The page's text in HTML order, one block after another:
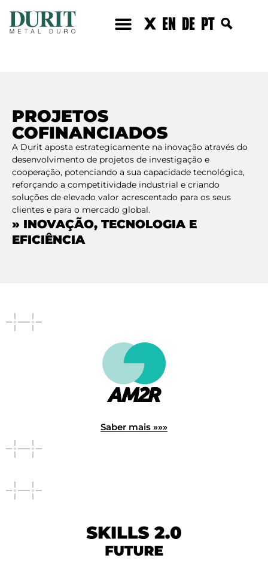
EN DE PT
PROJETOS
COFINANCIADOS
A Durit aposta estrategicamente na inovação através do
desenvolvimento de projetos de investigação e
cooperação, potenciando a sua capacidade tecnológica,
reforçando a competitividade industrial e criando
soluções de elevado valor acrescentado para os seus
clientes e para o mercado global.
» INOVAÇÃO, TECNOLOGIA E
EFICIÊNCIA
Saber mais »»»